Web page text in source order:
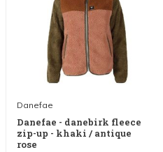
Danefae
Danefae - danebirk fleece
zip-up - khaki / antique
rose